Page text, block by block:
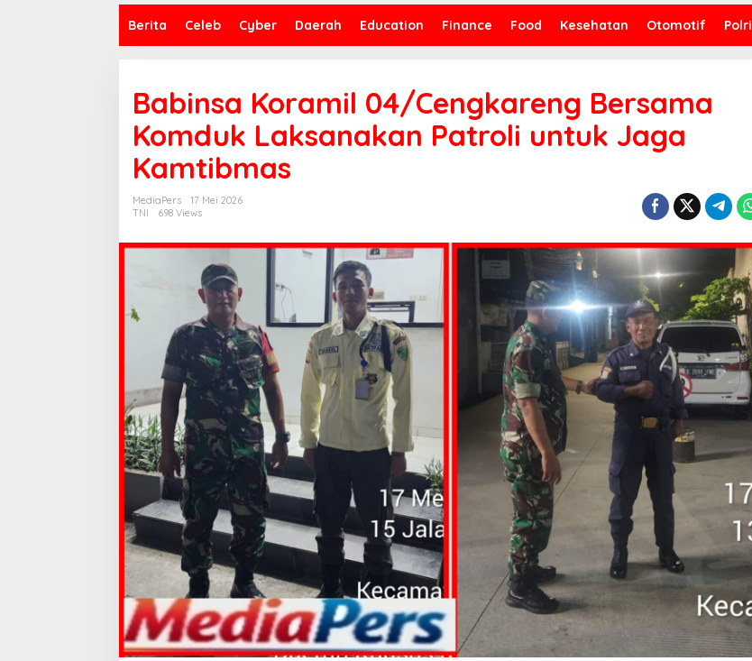
Berita Celeb Cyber Daerah Education Finance Food Kesehatan Otomotif Polri
Babinsa Koramil 04/Cengkareng Bersama
Komduk Laksanakan Patroli untuk Jaga
Kamtibmas
MediaPers
17 Mei 2026
TNI
698 Views